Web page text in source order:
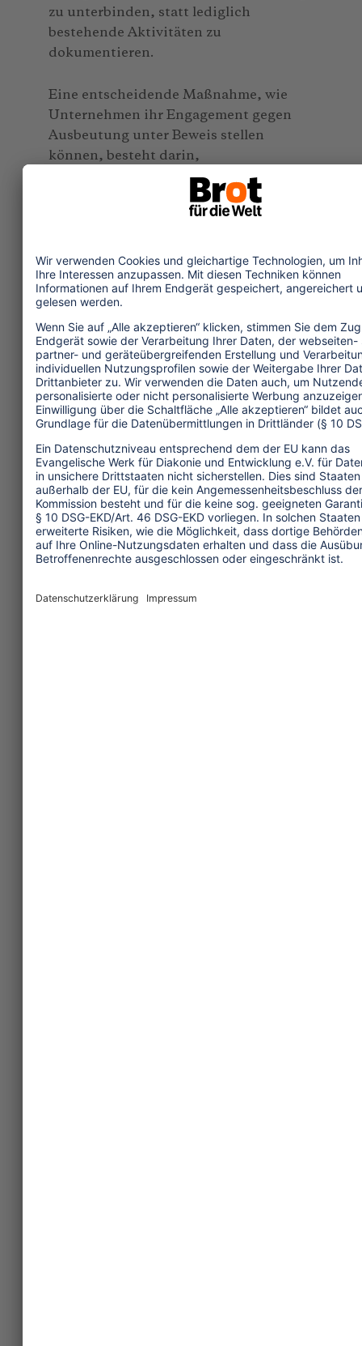
zu unterbinden, statt lediglich
bestehende Aktivitäten zu
dokumentieren.
Eine entscheidende Maßnahme, wie
Unternehmen ihr Engagement gegen
Ausbeutung unter Beweis stellen
können, besteht darin,
Anwerbegebühren grundsätzlich zu
vermeiden – sowohl innerhalb des
Unternehmens als auch bei Zeit- oder
„Arbeitgeber zahlt”-Prinzips bedeutet,
dass der Arbeitgeber die
Vermittlungskosten trägt. Einige
und helfen damit, sowohl eine effektive
und professionelle Personalpolitik als
auch den Arbeitnehmerschutz
sicherzustellen.
Weitere Informationen:
Institut für Menschenrechte und
Wirtschaft:www.ihrb.org/our-
work/migrant-workers-and-work-with-
dignity.html
with Dignity”.Grundsätze für das